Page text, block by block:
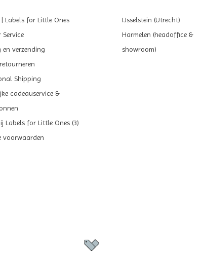
| Labels for Little Ones
Service
en verzending
Shipping
cadeauservice &
Labels for Little Ones (3)
voorwaarden
IJsselstein (Utrecht)
Harmelen (headoffice &
showroom)